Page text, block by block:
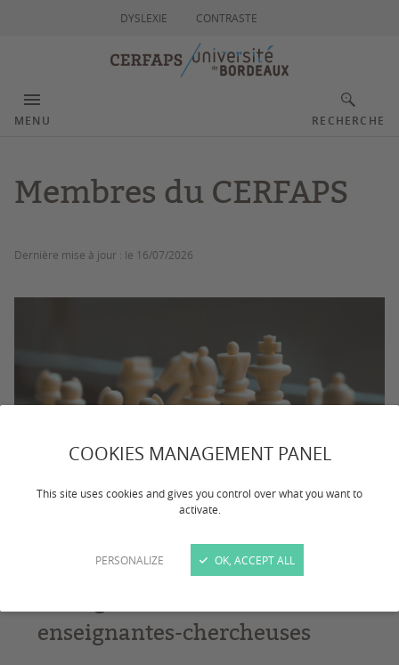
COOKIES MANAGEMENT PANEL
This site uses cookies and gives you control over what you want to
activate.
PERSONALIZE OK, ACCEPT ALL
DYSLEXIE CONTRASTE
MENU RECHERCHE
Membres du CERFAPS
Dernière mise à jour : le 16/07/2026
enseignantes-chercheuses